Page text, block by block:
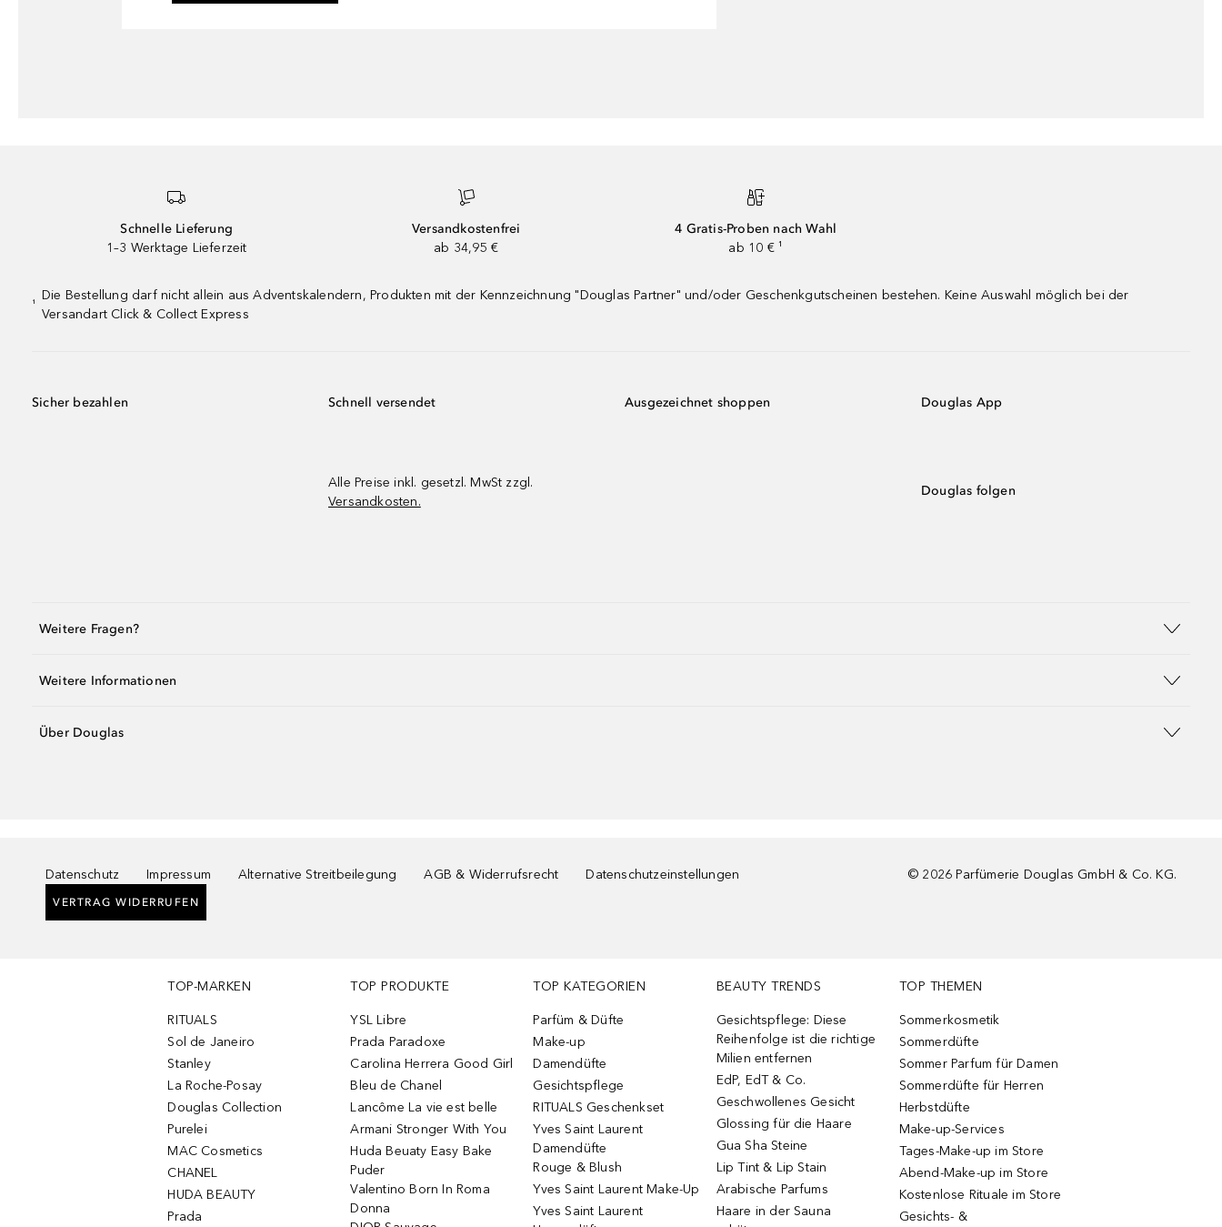
Schnelle Lieferung
1–3 Werktage Lieferzeit
Versandkostenfrei
ab 34,95 €
4 Gratis-Proben nach Wahl
ab 10 € ¹
¹
Die Bestellung darf nicht allein aus Adventskalendern, Produkten mit der Kennzeichnung "Douglas Partner" und/oder Geschenkgutscheinen bestehen. Keine Auswahl möglich bei der
Versandart Click & Collect Express
Sicher bezahlen Schnell versendet
Alle Preise inkl. gesetzl. MwSt zzgl.
Versandkosten.
Ausgezeichnet shoppen Douglas App
Douglas folgen
Weitere Fragen?
Weitere Informationen
Über Douglas
Datenschutz Impressum Alternative Streitbeilegung AGB & Widerrufsrecht Datenschutzeinstellungen
VERTRAG WIDERRUFEN
© 2026 Parfümerie Douglas GmbH & Co. KG.
TOP-MARKEN
RITUALS
Sol de Janeiro
Stanley
La Roche-Posay
Douglas Collection
Purelei
MAC Cosmetics
CHANEL
HUDA BEAUTY
Prada
TOP PRODUKTE
YSL Libre
Prada Paradoxe
Carolina Herrera Good Girl
Bleu de Chanel
Lancôme La vie est belle
Armani Stronger With You
Huda Beuaty Easy Bake
Puder
Valentino Born In Roma
Donna
TOP KATEGORIEN
Parfüm & Düfte
Make-up
Damendüfte
Gesichtspflege
RITUALS Geschenkset
Yves Saint Laurent
Damendüfte
Rouge & Blush
Yves Saint Laurent Make-Up
Yves Saint Laurent
BEAUTY TRENDS
Gesichtspflege: Diese
Reihenfolge ist die richtige
Milien entfernen
EdP, EdT & Co.
Geschwollenes Gesicht
Glossing für die Haare
Gua Sha Steine
Lip Tint & Lip Stain
Arabische Parfums
Haare in der Sauna
TOP THEMEN
Sommerkosmetik
Sommerdüfte
Sommer Parfum für Damen
Sommerdüfte für Herren
Herbstdüfte
Make-up-Services
Tages-Make-up im Store
Abend-Make-up im Store
Kostenlose Rituale im Store
Gesichts- &